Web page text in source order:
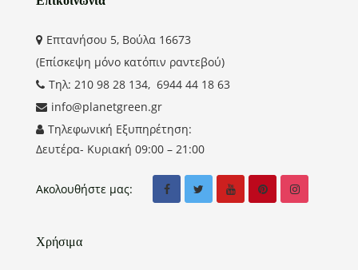
Επτανήσου 5, Βούλα 16673
(Επίσκεψη μόνο κατόπιν ραντεβού)
Τηλ: 210 98 28 134, 6944 44 18 63
info@planetgreen.gr
Τηλεφωνική Εξυπηρέτηση:
Δευτέρα- Κυριακή 09:00 – 21:00
Ακολουθήστε μας:
Χρήσιμα